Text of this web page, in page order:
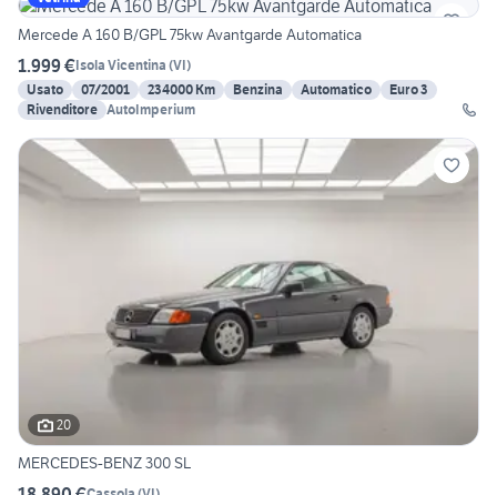
Mercede A 160 B/GPL 75kw Avantgarde Automatica
1.999 €Isola Vicentina (VI)
Usato
07/2001 234000 Km Benzina Automatico
Euro 3
Rivenditore AutoImperium
20
MERCEDES-BENZ 300 SL